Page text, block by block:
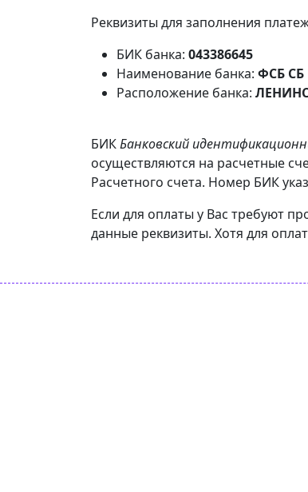
Реквизиты для заполнения
БИК банка: 043386645
Наименование банка: ФСБ
Расположение банка:
БИКБанковский
осуществляются на расчетные
Расчетного счета. Номер БИК
Если для оплаты у Вас требуют
данные реквизиты. Хотя для